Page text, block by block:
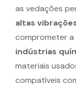
as vedações
altas
comprometer a
indústrias
materiais
compatíveis